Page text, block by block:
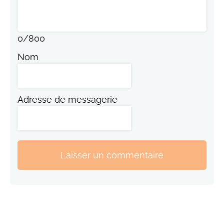
0/800
Nom
Adresse de messagerie
Laisser un commentaire